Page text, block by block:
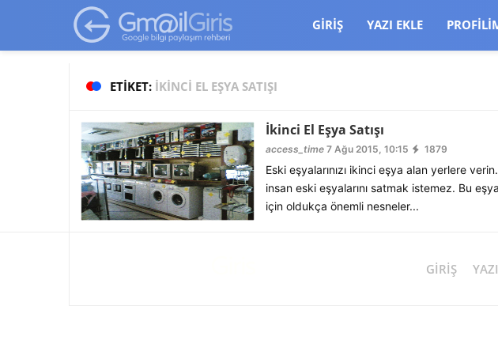
google-site-verification=vqSI0upH550kabR5X8xpjMYieaXmuBueYgCJBW3uetM
GIRIŞ YAZI EKLE
ETIKET: İKINCI EL EŞYA SATIŞI
İkinci El Eşya Satışı
access_time 7 Ağu 2015, 10:15 1879
Eski eşyalarınızı ikinci eşya alan yerlere
insan eski eşyalarını satmak istemez. Bu
için oldukça önemli nesneler...
GIRIŞ